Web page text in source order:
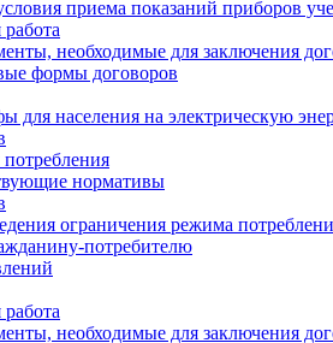
приема показаний приборов
необходимые для заключения
формы договоров
для населения на электрическую
нормативы
ограничения режима
потребителю
необходимые для заключения